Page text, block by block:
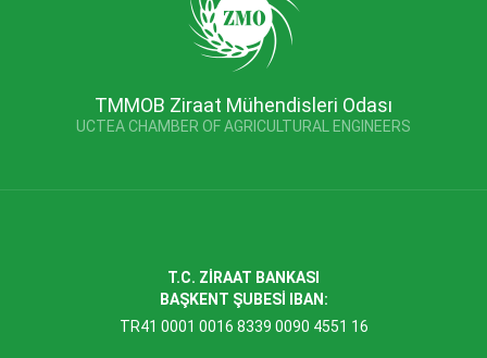
TMMOB Ziraat Mühendisleri Odası
UCTEA CHAMBER OF AGRICULTURAL ENGINEERS
T.C. ZİRAAT BANKASI
BAŞKENT ŞUBESİ IBAN:
TR41 0001 0016 8339 0090 4551 16